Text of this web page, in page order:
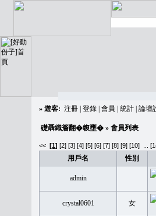
» 遊客: 注冊 登錄 會員 統計 論壇
礎聶織簷翻�䪖壅� » 會員列表
<< [1] [2] [3] [4] [5] [6] [7] [8] [9] [10]
用戶名 性別
admin
crystal0601 女